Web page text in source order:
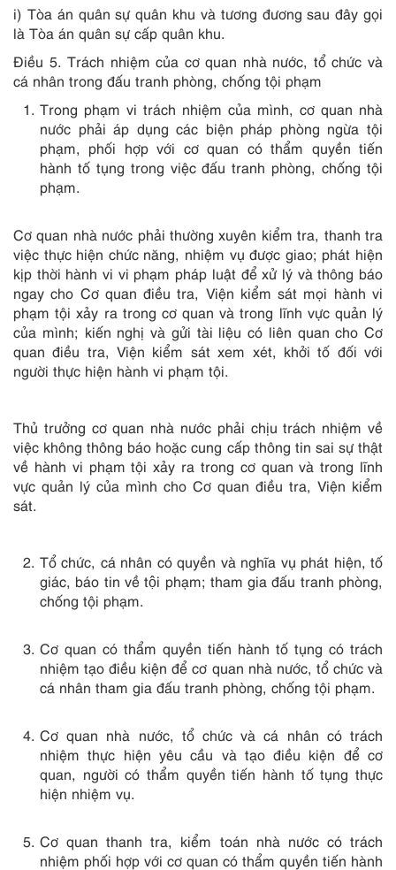
i) Tòa án quân sự quân khu và tương đương sau đây gọi
là Tòa án quân sự cấp quân khu.
Điều 5. Trách nhiệm của cơ quan nhà nước, tổ chức và
cá nhân trong đấu tranh phòng, chống tội phạm
Trong phạm vi trách nhiệm của mình, cơ quan nhà
nước phải áp dụng các biện pháp phòng ngừa tội
phạm, phối hợp với cơ quan có thẩm quyền tiến
hành tố tụng trong việc đấu tranh phòng, chống tội
phạm.
Cơ quan nhà nước phải thường xuyên kiểm tra, thanh tra
việc thực hiện chức năng, nhiệm vụ được giao; phát hiện
kịp thời hành vi vi phạm pháp luật để xử lý và thông báo
ngay cho Cơ quan điều tra, Viện kiểm sát mọi hành vi
phạm tội xảy ra trong cơ quan và trong lĩnh vực quản lý
của mình; kiến nghị và gửi tài liệu có liên quan cho Cơ
quan điều tra, Viện kiểm sát xem xét, khởi tố đối với
người thực hiện hành vi phạm tội.
Thủ trưởng cơ quan nhà nước phải chịu trách nhiệm về
việc không thông báo hoặc cung cấp thông tin sai sự thật
về hành vi phạm tội xảy ra trong cơ quan và trong lĩnh
vực quản lý của mình cho Cơ quan điều tra, Viện kiểm
sát.
Tổ chức, cá nhân có quyền và nghĩa vụ phát hiện, tố
giác, báo tin về tội phạm; tham gia đấu tranh phòng,
chống tội phạm.
Cơ quan có thẩm quyền tiến hành tố tụng có trách
nhiệm tạo điều kiện để cơ quan nhà nước, tổ chức và
cá nhân tham gia đấu tranh phòng, chống tội phạm.
Cơ quan nhà nước, tổ chức và cá nhân có trách
nhiệm thực hiện yêu cầu và tạo điều kiện để cơ
quan, người có thẩm quyền tiến hành tố tụng thực
hiện nhiệm vụ.
Cơ quan thanh tra, kiểm toán nhà nước có trách
nhiệm phối hợp với cơ quan có thẩm quyền tiến hành